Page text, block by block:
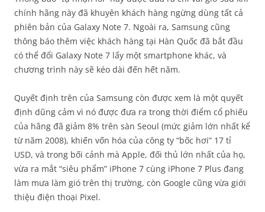
chính hãng này đã khuyên khách hàng ngừng dùng tất cả
phiên bản của Galaxy Note 7. Ngoài ra, Samsung cũng
thông báo thêm việc khách hàng tại Hàn Quốc đã bắt đầu
có thể đổi Galaxy Note 7 lấy một smartphone khác, và
chương trình này sẽ kéo dài đến hết năm.
Quyết định trên của Samsung còn được xem là một quyết
định dũng cảm vì nó được đưa ra trong thời điểm cổ phiếu
của hãng đã giảm 8% trên sàn Seoul (mức giảm lớn nhất kể
từ năm 2008), khiến vốn hóa của công ty “bốc hơi” 17 tỉ
USD, và trong bối cảnh mà Apple, đối thủ lớn nhất của họ,
vừa ra mắt “siêu phẩm” iPhone 7 cùng iPhone 7 Plus đang
làm mưa làm gió trên thị trường, còn Google cũng vừa giới
thiệu điện thoại Pixel.